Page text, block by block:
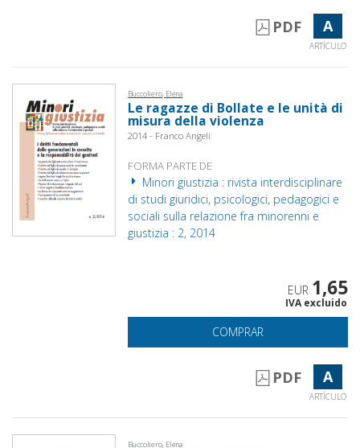
PDF A
ARTÍCULO
Buccoliero, Elena
Le ragazze di Bollate e le unità di
misura della violenza
2014 - Franco Angeli
FORMA PARTE DE
Minori giustizia : rivista interdisciplinare
di studi giuridici, psicologici, pedagogici e
sociali sulla relazione fra minorenni e
giustizia : 2, 2014
EUR 1,65
IVA excluido
COMPRAR
PDF A
ARTÍCULO
Buccoliero, Elena